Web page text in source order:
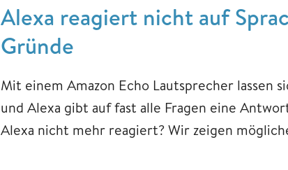
Alexa reagiert nicht auf
Gründe
Mit einem Amazon Echo Lautsprecher lassen
und Alexa gibt auf fast alle Fragen eine
Alexa nicht mehr reagiert? Wir zeigen